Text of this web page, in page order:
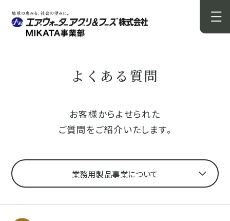
よくある質問
お客様からよせられた
ご質問をご紹介いたします。
業務用製品事業について